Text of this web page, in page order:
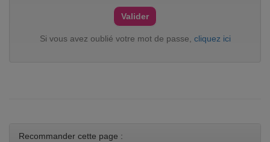
Si vous avez oublié votre mot de passe, cliquez ici
Recommander cette page :